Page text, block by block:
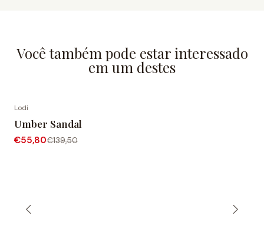
Você também pode estar interessado
em um destes
Lodi
Umber Sandal
€55,80€139,50